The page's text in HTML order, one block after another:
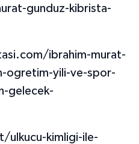
gunduz-kibrista-
ibrahim-murat-
ogretim-yili-ve-spor-
gelecek-
ulkucu-kimligi-ile-